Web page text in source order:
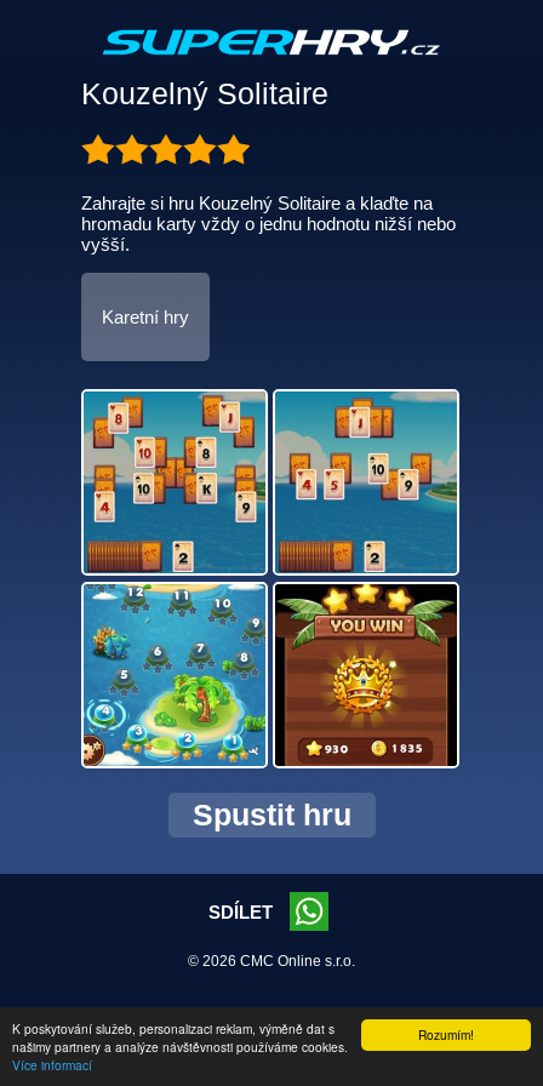
Rozumím!
K poskytování služeb, personalizaci reklam, výměně dat s
našimy partnery a analýze návštěvnosti používáme cookies.
Více informací
Kouzelný Solitaire
Zahrajte si hru Kouzelný Solitaire a klaďte na
hromadu karty vždy o jednu hodnotu nižší nebo
vyšší.
Karetní hry
Spustit hru
SDÍLET
© 2026 CMC Online s.r.o.